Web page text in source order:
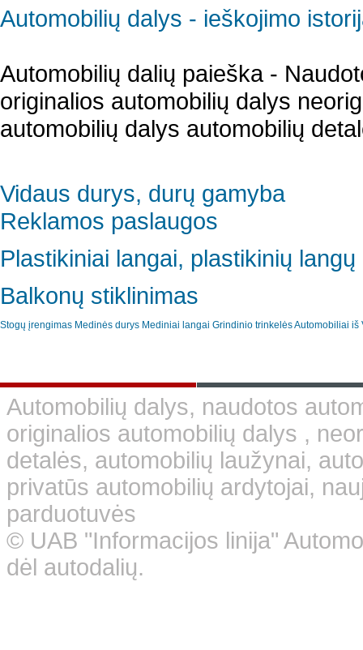
Automobilių dalys - ieškojimo
Automobilių dalių paieška -
originalios automobilių dalys
automobilių dalys automobilių
Vidaus durys, durų gamyba
Reklamos paslaugos
Plastikiniai langai, plastikinių
Balkonų stiklinimas
Stogų įrengimas Medinės durys Mediniai langai Grindinio trinkelėsAutomobiliai iš
Automobilių dalys, naudotos
originalios automobilių dalys ,
detalės, automobilių laužynai,
privatūs automobilių ardytojai,
parduotuvės
© UAB "Informacijos linija"
dėl autodalių.